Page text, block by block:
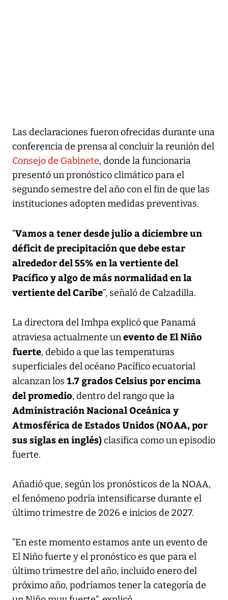
Las declaraciones fueron ofrecidas durante una
conferencia de prensa al concluir la reunión del
Consejo de Gabinete, donde la funcionaria
presentó un pronóstico climático para el
segundo semestre del año con el fin de que las
instituciones adopten medidas preventivas.
“Vamos a tener desde julio a diciembre un
déficit de precipitación que debe estar
alrededor del 55% en la vertiente del
Pacífico y algo de más normalidad en la
vertiente del Caribe”, señaló de Calzadilla.
La directora del Imhpa explicó que Panamá
atraviesa actualmente unevento de El Niño
fuerte, debido a que las temperaturas
superficiales del océano Pacífico ecuatorial
alcanzan los 1.7 grados Celsius por encima
del promedio, dentro del rango que la
Administración Nacional Oceánica y
Atmosférica de Estados Unidos (NOAA, por
sus siglas en inglés)clasifica como un episodio
fuerte.
Añadió que, según los pronósticos de la NOAA,
el fenómeno podría intensificarse durante el
último trimestre de 2026 e inicios de 2027.
“En este momento estamos ante un evento de
El Niño fuerte y el pronóstico es que para el
último trimestre del año, incluido enero del
próximo año, podríamos tener la categoría de